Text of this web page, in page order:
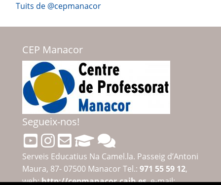
Tuits de @cepmanacor
CEP Manacor
Segueix-nos!
Serveis Educatius Na Camel.la. Passeig d’Antoni
Maura, 87- 07500 Manacor Tel.: 971 55 59 12,
web:http://cepmanacor.caib.es, e-mail: